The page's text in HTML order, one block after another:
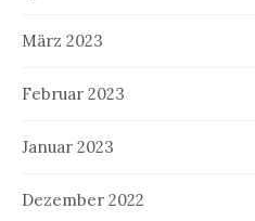
März 2023
Februar 2023
Januar 2023
Dezember 2022